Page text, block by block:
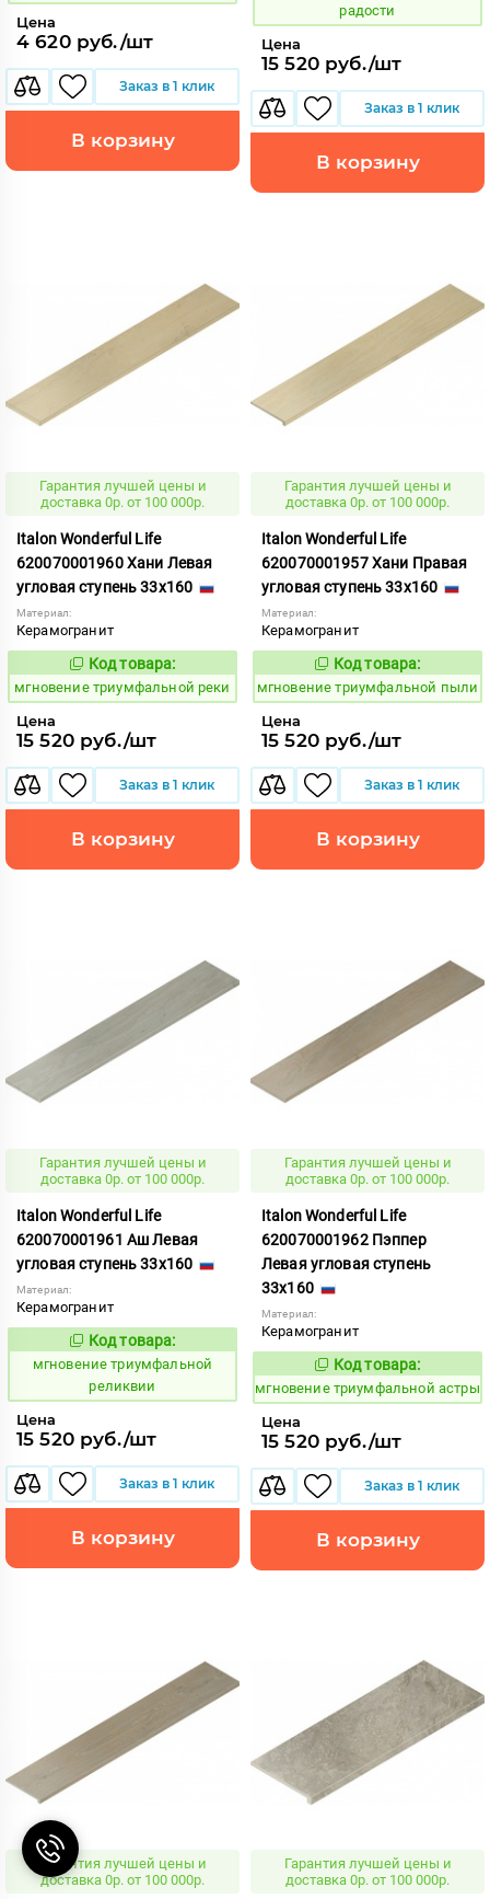
Цена
4 620 руб./шт
Заказ в 1 клик
В корзину
радости
Цена
15 520 руб./шт
Заказ в 1 клик
В корзину
Гарантия лучшей цены и
доставка 0р. от 100 000р.
Italon Wonderful Life
620070001960 Хани Левая
угловая ступень 33x160
Материал:
Керамогранит
950579
Код товара:
мгновение триумфальной реки
Цена
15 520 руб./шт
Заказ в 1 клик
В корзину
Гарантия лучшей цены и
доставка 0р. от 100 000р.
Italon Wonderful Life
620070001957 Хани Правая
угловая ступень 33x160
Материал:
Керамогранит
950576
Код товара:
мгновение триумфальной пыли
Цена
15 520 руб./шт
Заказ в 1 клик
В корзину
Гарантия лучшей цены и
доставка 0р. от 100 000р.
Italon Wonderful Life
620070001961 Аш Левая
угловая ступень 33x160
Материал:
Керамогранит
950580
Код товара:
мгновение триумфальной
реликвии
Цена
15 520 руб./шт
Заказ в 1 клик
В корзину
Гарантия лучшей цены и
доставка 0р. от 100 000р.
Italon Wonderful Life
620070001962 Пэппер
Левая угловая ступень
33x160
Материал:
Керамогранит
950581
Код товара:
мгновение триумфальной астры
Цена
15 520 руб./шт
Заказ в 1 клик
В корзину
Гарантия лучшей цены и
доставка 0р. от 100 000р.
Гарантия лучшей цены и
доставка 0р. от 100 000р.